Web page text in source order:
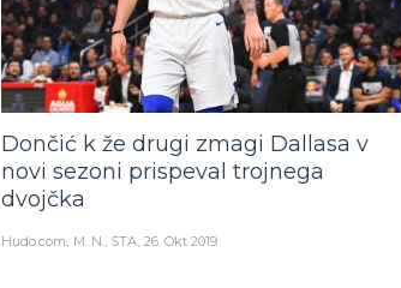
Dončić k že drugi zmagi Dallasa v
novi sezoni prispeval trojnega
dvojčka
Hudo.com M. N., STA 26. Okt 2019